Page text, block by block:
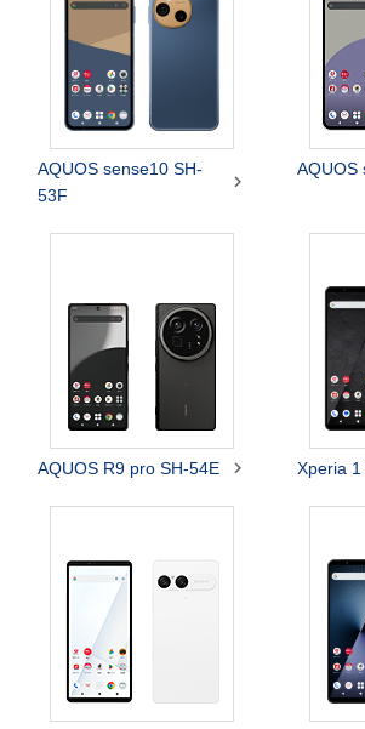
AQUOS sense10 SH-
53F

AQUOS
AQUOS R9 pro SH-54E  Xperia